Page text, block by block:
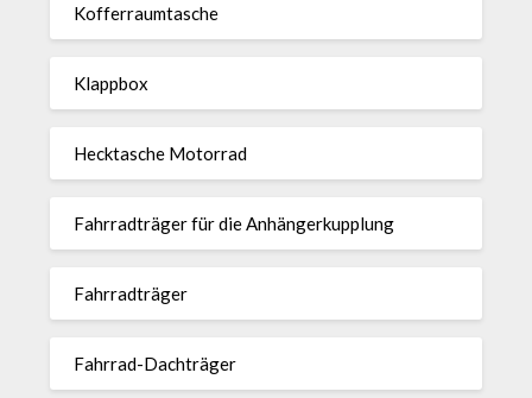
Kof­fer­raum­ta­sche
Klappbox
Heck­ta­sche Motorrad
Fahr­rad­träger für die Anhän­ger­kup­p­lung
Fahr­rad­träger
Fahrrad-Dach­träger